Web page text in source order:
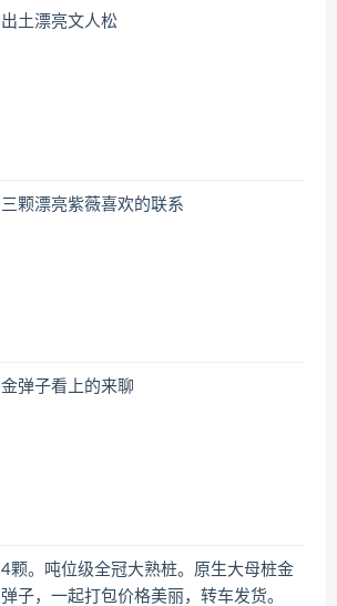
出土漂亮文人松
三颗漂亮紫薇喜欢的联系
金弹子看上的来聊
4颗。吨位级全冠大熟桩。原生大母桩金
弹子，一起打包价格美丽，转车发货。